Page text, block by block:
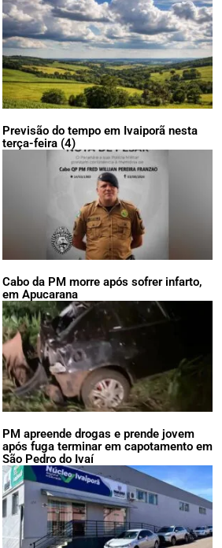
Previsão do tempo em Ivaiporã nesta
terça-feira (4)
Cabo da PM morre após sofrer infarto,
em Apucarana
PM apreende drogas e prende jovem
após fuga terminar em capotamento em
São Pedro do Ivaí